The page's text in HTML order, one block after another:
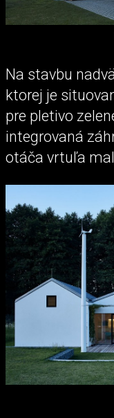
Na stavbu
ktorej je
pre pletivo
integrovaná
otáča vrtuľa